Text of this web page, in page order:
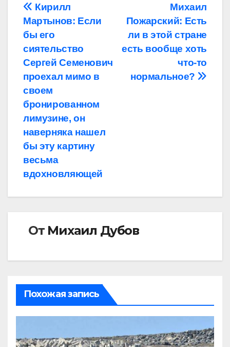
Навигация
по
записям
Михаил
Пожарский: Есть
ли в этой стране
есть вообще хоть
что-то
нормальное?
Кирилл
Мартынов: Если
бы его
сиятельство
Сергей Семенович
проехал мимо в
своем
бронированном
лимузине, он
наверняка нашел
бы эту картину
весьма
вдохновляющей
От Михаил Дубов
Похожая запись